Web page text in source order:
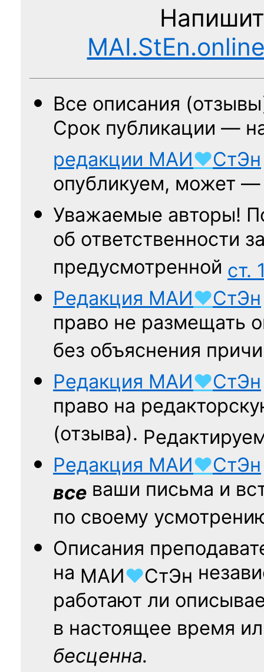
Все описания
Срок публикации —
редакции МАИ♥СтЭн
опубликуем, может
Уважаемые авторы!
об ответственности
предусмотренной ст.
Редакция МАИ♥СтЭн
право не размещать
без объяснения
Редакция МАИ♥СтЭн
право на
(отзыва).
Редакция МАИ♥СтЭн
все ваши письма и
по своему
Описания
на МАИ♥СтЭн
работают ли
в настоящее время
бесценна.